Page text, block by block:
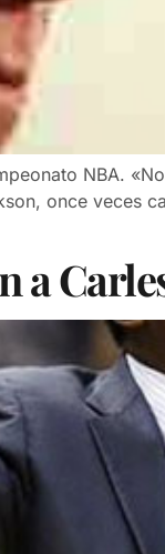
NBA.
once veces
a